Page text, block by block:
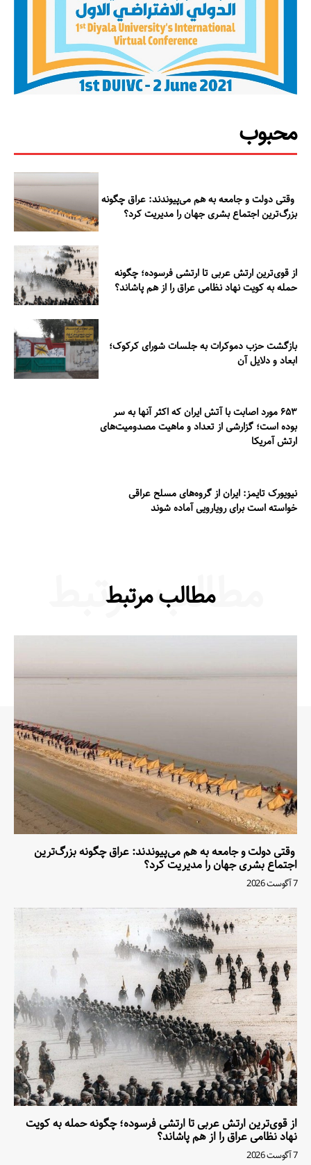
مطالعات عراق
تماس با ما
محبوب
وقتی دولت و جامعه به هم می‌پیوندند: عراق چگونه
بزرگ‌ترین اجتماع بشری جهان را مدیریت کرد؟
از قوی‌ترین ارتش عربی تا ارتشی فرسوده؛ چگونه
حمله به کویت نهاد نظامی عراق را از هم پاشاند؟
بازگشت حزب دموکرات به جلسات شورای کرکوک؛
ابعاد و دلایل آن
۶۵۳ مورد اصابت با آتش ایران که اکثر آنها به سر
بوده است؛ گزارشی از تعداد و ماهیت مصدومیت‌های
ارتش آمریکا
نیویورک تایمز: ایران از گروه‌های مسلح عراقی
خواسته است برای رویارویی آماده شوند
مطالب مرتبط
مطالب مرتبط
وقتی دولت و جامعه به هم می‌پیوندند: عراق چگونه بزرگ‌ترین
اجتماع بشری جهان را مدیریت کرد؟
7 آگوست 2026
از قوی‌ترین ارتش عربی تا ارتشی فرسوده؛ چگونه حمله به کویت
نهاد نظامی عراق را از هم پاشاند؟
7 آگوست 2026